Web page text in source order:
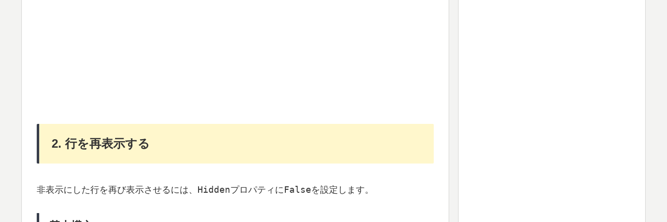
2. 行を再表示する
非表示にした行を再び表示させるには、 HiddenプロパティにFalseを設定します。